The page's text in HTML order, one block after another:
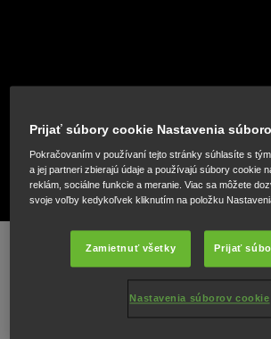
Prijať súbory cookie Nastavenia
Pokračovaním v používaní tejto stránky súhlasíte s
a jej partneri zbierajú údaje a používajú súbory cookie
reklám, sociálne funkcie a meranie. Viac sa môžete
svoje voľby kedykoľvek kliknutím na položku
Zamietnuť všetky Prijať
Nastavenia súborov cookie